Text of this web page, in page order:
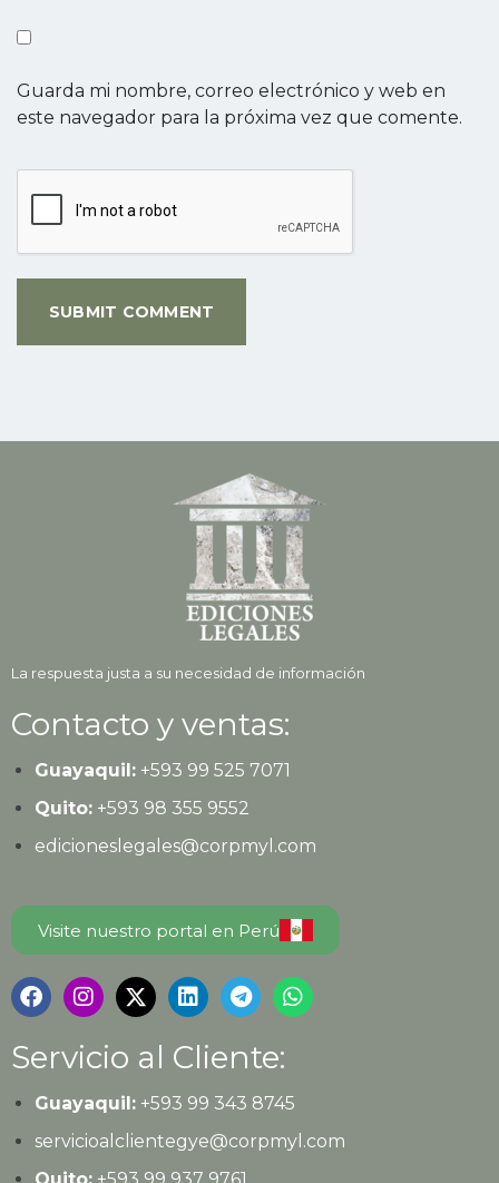
Guarda mi nombre, correo electrónico y web en
este navegador para la próxima vez que comente.
La respuesta justa a su necesidad de información
Contacto y ventas:
Guayaquil:+593 99 525 7071
Quito:+593 98 355 9552
edicioneslegales@corpmyl.com
Visite nuestro portal en Perú
Servicio al Cliente:
Guayaquil:+593 99 343 8745
servicioalclientegye@corpmyl.com